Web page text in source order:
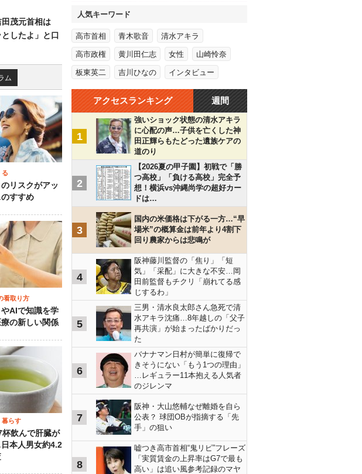
茂元首相は
したよ」と口
ム
る
リスクがアッ
すすめ
看取り方
AIで知識を学
の新しい関係
暮らす
杯飲んで肝臓が
本人男女約4.2
人気キーワード
高市首相 青木歌音 清水アキラ
高市政権 黄川田仁志 女性 山崎怜奈
板東英二 吉川ひなの インタビュー
アクセスランキング 週間
1
強いショック状態の清水アキラ
に心配の声…子供を亡くした神
田正輝らもたどった遺族ケアの
道のり
2
【2026夏の甲子園】初戦で「勝
つ高校」「負ける高校」完全予
想！横浜vs沖縄尚学の超好カー
ドは…
3
国内の米価格は下がる一方…“早
場米”の概算金は前年より4割下
回り農家からは悲鳴が
4
阪神藤川監督の「焦り」「短
気」「采配」に大きな不安…岡
田前監督もチクリ「崩れてる感
じするわ」
5
三男・清水良太郎さん急死で清
水アキラ沈痛…8年越しの「父子
再共演」が始まったばかりだっ
た
6
バナナマン日村が簡単に復帰で
きそうにない「もう1つの理由」
…レギュラー11本抱える人気者
のジレンマ
7
阪神・大山悠輔なぜ離婚を自ら
公表？ 球団OBが指摘する「先
手」の狙い
8
嘘つき高市首相“鬼リピ”フレーズ
「実質賃金の上昇率はG7で最も
高い」は追い風参考記録のマヤ